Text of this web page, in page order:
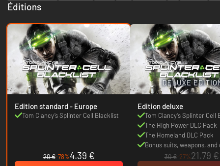
Éditions
Edition standard - Europe
Tom Clancy’s Splinter Cell Blacklist
20 €-78%4.39 €
Edition deluxe
Tom Clancy’s Splinter Cell
The High Power DLC Pack
The Homeland DLC Pack
Bonus suits, weapons, and
30 €-27%21.79 €